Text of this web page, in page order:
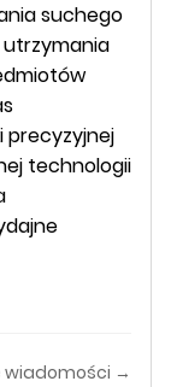
suchego
utrzymania
precyzyjnej
technologii
→